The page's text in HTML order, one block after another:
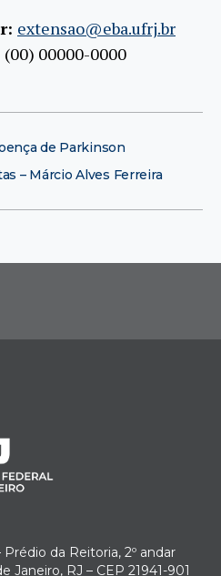
extensao@eba.ufrj.br
(00) 00000-0000
de Parkinson
– Márcio Alves Ferreira
da Reitoria, 2º andar
Janeiro, RJ – CEP 21941-901